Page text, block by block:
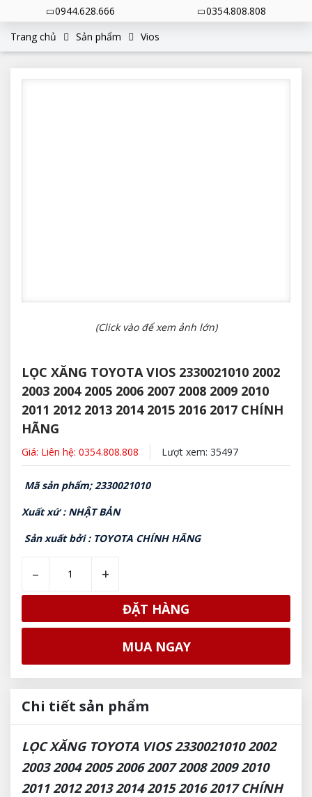
0944.628.666
0354.808.808
Trang chủ
Sản phẩm Vios
(Click vào để xem ảnh lớn)
LỌC XĂNG TOYOTA VIOS 2330021010 2002
2003 2004 2005 2006 2007 2008 2009 2010
2011 2012 2013 2014 2015 2016 2017 CHÍNH
HÃNG
Giá: Liên hệ: 0354.808.808 Lượt xem: 35497
Mã sản phẩm; 2330021010
Xuất xứ : NHẬT BẢN
Sản xuất bởi : TOYOTA CHÍNH HÃNG
– +
ĐẶT HÀNG
MUA NGAY
Chi tiết sản phẩm
LỌC XĂNG TOYOTA VIOS 2330021010 2002
2003 2004 2005 2006 2007 2008 2009 2010
2011 2012 2013 2014 2015 2016 2017 CHÍNH